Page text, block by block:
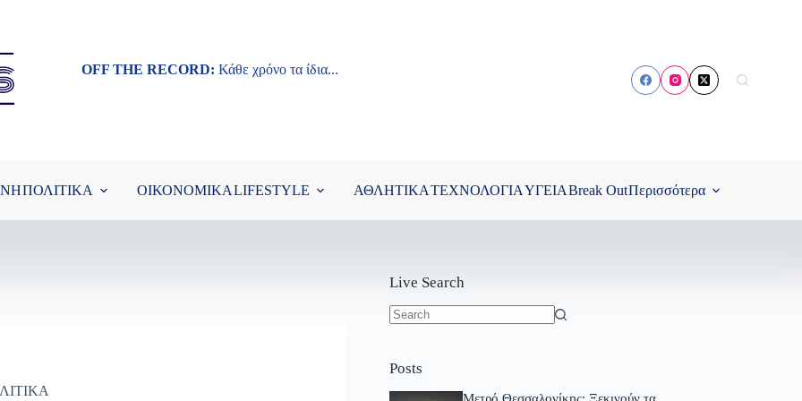
OFF THE RECORD: Κάθε χρόνο τα ίδια...
ΠΟΛΙΤΙΚΑ ΟΙΚΟΝΟΜΙΚΑLIFESTYLE ΑΘΛΗΤΙΚΑΤΕΧΝΟΛΟΓΙΑΥΓΕΙΑBreak OutΠερισσότερα
Live Search
Posts